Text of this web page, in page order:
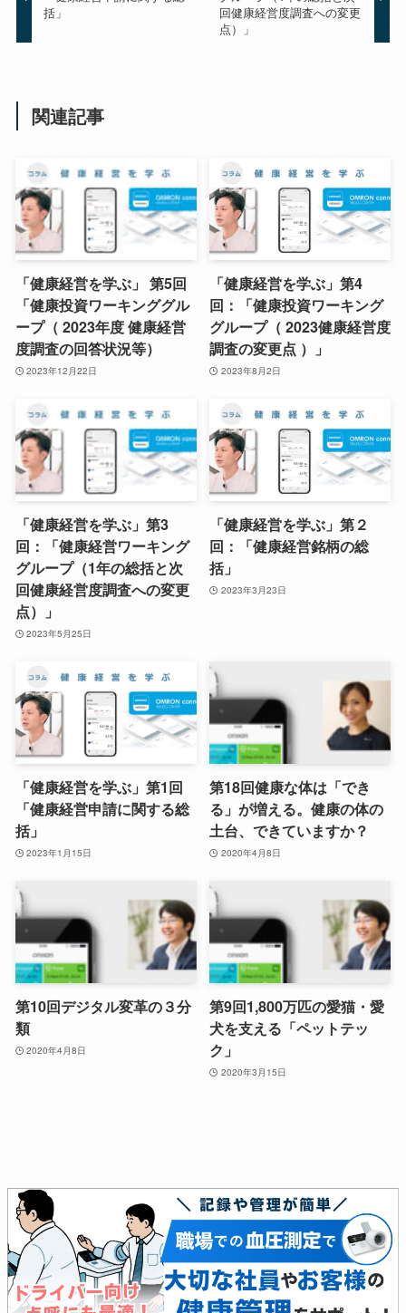
括」
回健康経営度調査への変更
点）」
関連記事
「健康経営を学ぶ」 第5回
「健康投資ワーキンググル
ープ（ 2023年度 健康経営
度調査の回答状況等）
2023年12月22日
「健康経営を学ぶ」第4
回：「健康投資ワーキング
グループ（ 2023健康経営度
調査の変更点 ）」
2023年8月2日
「健康経営を学ぶ」第3
回：「健康経営ワーキング
グループ（1年の総括と次
回健康経営度調査への変更
点）」
2023年5月25日
「健康経営を学ぶ」第２
回：「健康経営銘柄の総
括」
2023年3月23日
「健康経営を学ぶ」第1回
「健康経営申請に関する総
括」
2023年1月15日
第18回健康な体は「でき
る」が増える。健康の体の
土台、できていますか？
2020年4月8日
第10回デジタル変革の３分
類
2020年4月8日
第9回1,800万匹の愛猫・愛
犬を支える「ペットテッ
ク」
2020年3月15日